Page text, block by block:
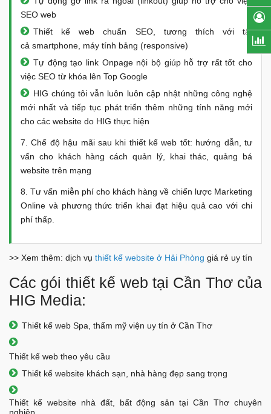
SEO web
Thiết kế web chuẩn SEO, tương thích với tất
cả smartphone, máy tính bảng (responsive)
Tự động tạo link Onpage nội bộ giúp hỗ trợ rất tốt cho
việc SEO từ khóa lên Top Google
HIG chúng tôi vẫn luôn luôn cập nhật những công nghệ
mới nhất và tiếp tục phát triển thêm những tính năng mới
cho các website do HIG thực hiện
7. Chế độ hậu mãi sau khi thiết kế web tốt: hướng dẫn, tư
vấn cho khách hàng cách quản lý, khai thác, quảng bá
website trên mạng
8. Tư vấn miễn phí cho khách hàng về chiến lược Marketing
Online và phương thức triển khai đạt hiệu quả cao với chi
phí thấp.
>> Xem thêm: dịch vụ thiết kế website ở Hải Phòng giá rẻ uy tín
Các gói thiết kế web tại Cần Thơ của
HIG Media:
Thiết kế web Spa, thẩm mỹ viện uy tín ở Cần Thơ
Thiết kế web theo yêu cầu
Thiết kế website khách sạn, nhà hàng đẹp sang trọng
Thiết kế website nhà đất, bất động sản tại Cần Thơ chuyên
nghiệp